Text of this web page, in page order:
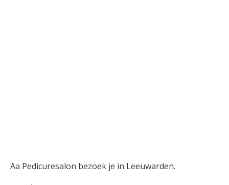
Aa Pedicuresalon bezoek je in Leeuwarden.